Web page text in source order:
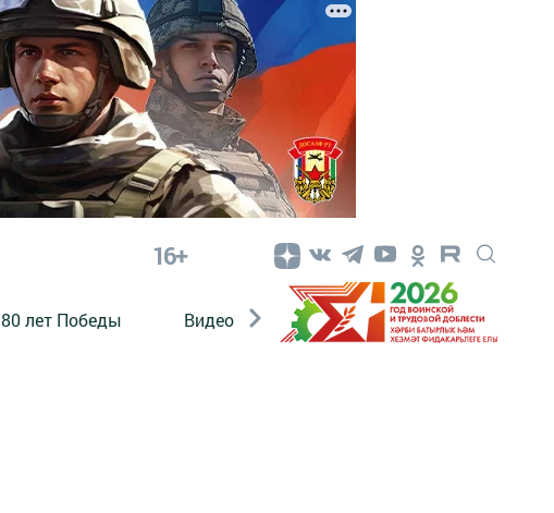
16+
80 лет Победы Видео Конкурсы ЭтноДети